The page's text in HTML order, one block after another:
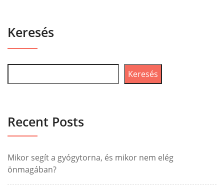
Keresés
Keresés
Recent Posts
Mikor segít a gyógytorna, és mikor nem elég
önmagában?